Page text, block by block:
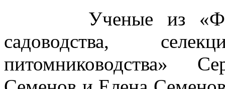
Ученые из
садоводства,
питомниководства»